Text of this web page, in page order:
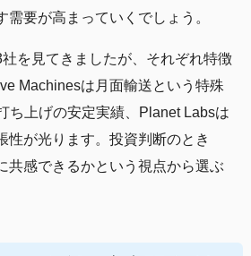
需要が高まっていくでしょう。
を見てきましたが、それぞれ特徴
Machinesは月面輸送という特殊
ち上げの安定実績、Planet Labsは
性が光ります。投資判断のとき
共感できるかという視点から選ぶ